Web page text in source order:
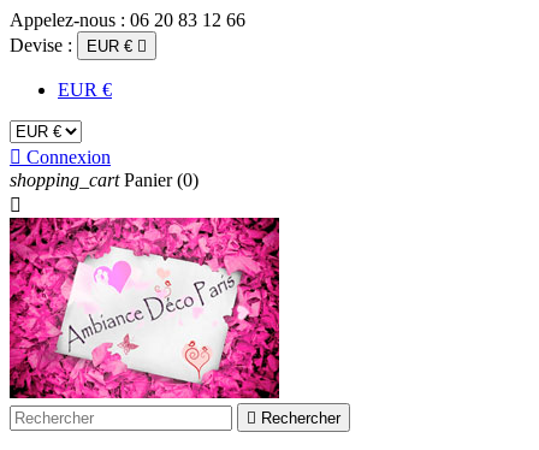
Appelez-nous : 06 20 83 12 66
Devise :
EUR € 
EUR €
 Connexion
shopping_cart Panier (0)

 Rechercher